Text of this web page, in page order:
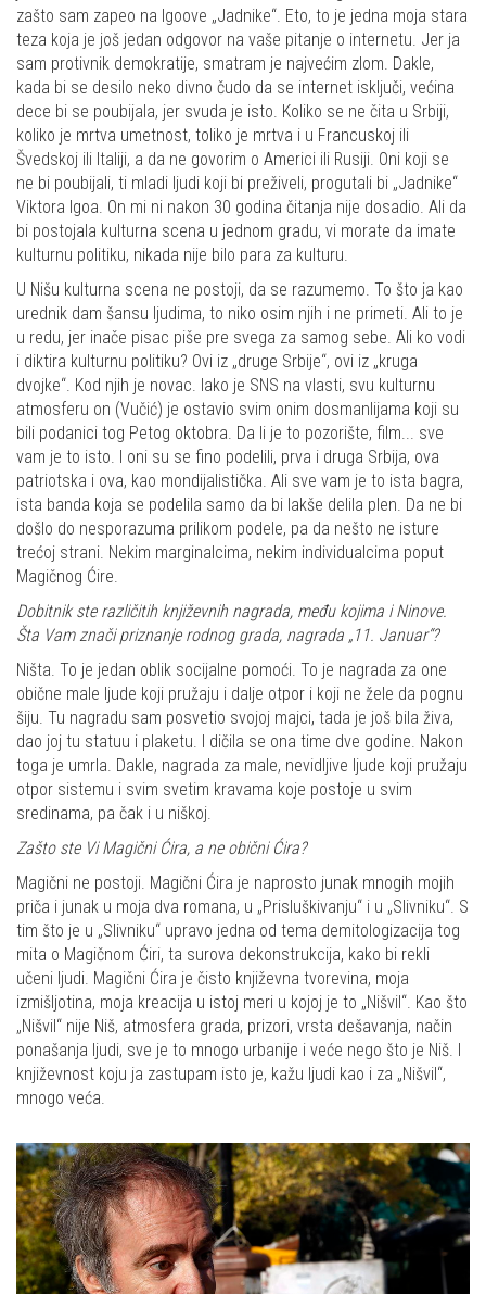
zašto sam zapeo na Igoove „Jadnike“. Eto, to je jedna moja stara
teza koja je još jedan odgovor na vaše pitanje o internetu. Jer ja
sam protivnik demokratije, smatram je najvećim zlom. Dakle,
kada bi se desilo neko divno čudo da se internet isključi, većina
dece bi se poubijala, jer svuda je isto. Koliko se ne čita u Srbiji,
koliko je mrtva umetnost, toliko je mrtva i u Francuskoj ili
Švedskoj ili Italiji, a da ne govorim o Americi ili Rusiji. Oni koji se
ne bi poubijali, ti mladi ljudi koji bi preživeli, progutali bi „Jadnike“
Viktora Igoa. On mi ni nakon 30 godina čitanja nije dosadio. Ali da
bi postojala kulturna scena u jednom gradu, vi morate da imate
kulturnu politiku, nikada nije bilo para za kulturu.
U Nišu kulturna scena ne postoji, da se razumemo. To što ja kao
urednik dam šansu ljudima, to niko osim njih i ne primeti. Ali to je
u redu, jer inače pisac piše pre svega za samog sebe. Ali ko vodi
i diktira kulturnu politiku? Ovi iz „druge Srbije“, ovi iz „kruga
dvojke“. Kod njih je novac. Iako je SNS na vlasti, svu kulturnu
atmosferu on (Vučić) je ostavio svim onim dosmanlijama koji su
bili podanici tog Petog oktobra. Da li je to pozorište, film... sve
vam je to isto. I oni su se fino podelili, prva i druga Srbija, ova
patriotska i ova, kao mondijalistička. Ali sve vam je to ista bagra,
ista banda koja se podelila samo da bi lakše delila plen. Da ne bi
došlo do nesporazuma prilikom podele, pa da nešto ne isture
trećoj strani. Nekim marginalcima, nekim individualcima poput
Magičnog Ćire.
Dobitnik ste različitih književnih nagrada, među kojima i Ninove.
Šta Vam znači priznanje rodnog grada, nagrada „11. Januar“?
Ništa. To je jedan oblik socijalne pomoći. To je nagrada za one
obične male ljude koji pružaju i dalje otpor i koji ne žele da pognu
šiju. Tu nagradu sam posvetio svojoj majci, tada je još bila živa,
dao joj tu statuu i plaketu. I dičila se ona time dve godine. Nakon
toga je umrla. Dakle, nagrada za male, nevidljive ljude koji pružaju
otpor sistemu i svim svetim kravama koje postoje u svim
sredinama, pa čak i u niškoj.
Zašto ste Vi Magični Ćira, a ne obični Ćira?
Magični ne postoji. Magični Ćira je naprosto junak mnogih mojih
priča i junak u moja dva romana, u „Prisluškivanju“ i u „Slivniku“. S
tim što je u „Slivniku“ upravo jedna od tema demitologizacija tog
mita o Magičnom Ćiri, ta surova dekonstrukcija, kako bi rekli
učeni ljudi. Magični Ćira je čisto književna tvorevina, moja
izmišljotina, moja kreacija u istoj meri u kojoj je to „Nišvil“. Kao što
„Nišvil“ nije Niš, atmosfera grada, prizori, vrsta dešavanja, način
ponašanja ljudi, sve je to mnogo urbanije i veće nego što je Niš. I
književnost koju ja zastupam isto je, kažu ljudi kao i za „Nišvil“,
mnogo veća.